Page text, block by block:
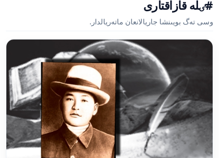
#ٸلە قازاقتارى
وسى تەگ بويىنشا جاريالانعان ماتەريالدار.